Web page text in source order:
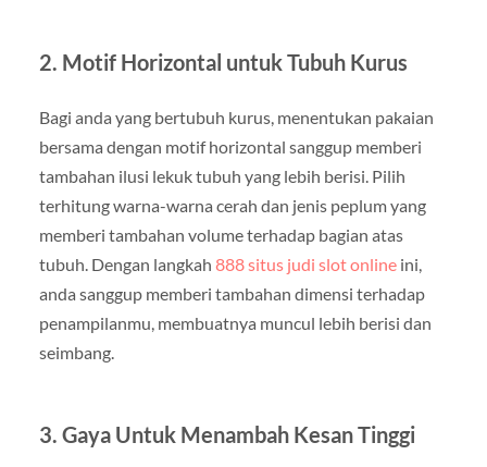
2. Motif Horizontal untuk Tubuh Kurus
Bagi anda yang bertubuh kurus, menentukan pakaian
bersama dengan motif horizontal sanggup memberi
tambahan ilusi lekuk tubuh yang lebih berisi. Pilih
terhitung warna-warna cerah dan jenis peplum yang
memberi tambahan volume terhadap bagian atas
tubuh. Dengan langkah 888 situs judi slot onlineini,
anda sanggup memberi tambahan dimensi terhadap
penampilanmu, membuatnya muncul lebih berisi dan
seimbang.
3. Gaya Untuk Menambah Kesan Tinggi